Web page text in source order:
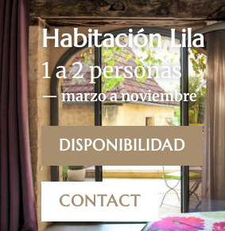
Habitación Lila
1 a 2 personas
— marzo a noviembre
DISPONIBILIDAD
CONTACT